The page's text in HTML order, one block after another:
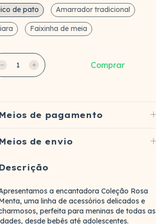
de pato Amarrador tradicional
Faixinha de meia
de pagamento
de envio
a encantadora Coleção Rosa
uma linha de acessórios delicados e
perfeita para meninas de todas as
desde bebês até adolescentes.